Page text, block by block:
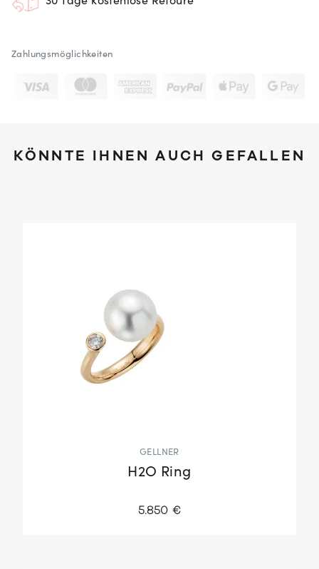
Zahlungsmöglichkeiten
KÖNNTE IHNEN AUCH GEFALLEN
GELLNER
H2O Ring
5.850 €